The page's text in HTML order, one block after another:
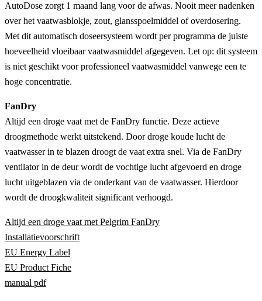
AutoDose zorgt 1 maand lang voor de afwas. Nooit meer nadenken
over het vaatwasblokje, zout, glansspoelmiddel of overdosering.
Met dit automatisch doseersysteem wordt per programma de juiste
hoeveelheid vloeibaar vaatwasmiddel afgegeven. Let op: dit systeem
is niet geschikt voor professioneel vaatwasmiddel vanwege een te
hoge concentratie.
FanDry
Altijd een droge vaat met de FanDry functie. Deze actieve
droogmethode werkt uitstekend. Door droge koude lucht de
vaatwasser in te blazen droogt de vaat extra snel. Via de FanDry
ventilator in de deur wordt de vochtige lucht afgevoerd en droge
lucht uitgeblazen via de onderkant van de vaatwasser. Hierdoor
wordt de droogkwaliteit significant verhoogd.
Altijd een droge vaat met Pelgrim FanDry
Installatievoorschrift
EU Energy Label
EU Product Fiche
manual pdf